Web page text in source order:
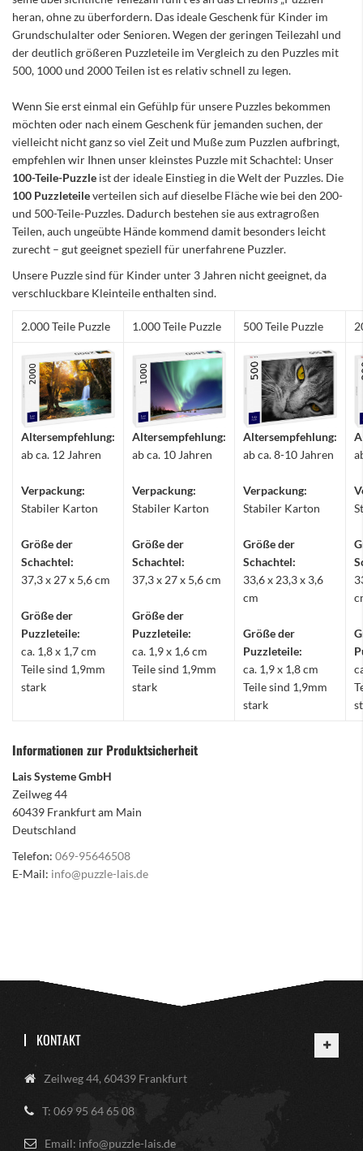
heran, ohne zu überfordern. Das ideale Geschenk für Kinder im
Grundschulalter oder Senioren. Wegen der geringen Teilezahl und
der deutlich größeren Puzzleteile im Vergleich zu den Puzzles mit
500, 1000 und 2000 Teilen ist es relativ schnell zu legen.
Wenn Sie erst einmal ein Gefühlp für unsere Puzzles bekommen
möchten oder nach einem Geschenk für jemanden suchen, der
vielleicht nicht ganz so viel Zeit und Muße zum Puzzlen aufbringt,
empfehlen wir Ihnen unser kleinstes Puzzle mit Schachtel: Unser
100-Teile-Puzzle ist der ideale Einstieg in die Welt der Puzzles. Die
100 Puzzleteileverteilen sich auf dieselbe Fläche wie bei den 200-
und 500-Teile-Puzzles. Dadurch bestehen sie aus extragroßen
Teilen, auch ungeübte Hände kommend damit besonders leicht
zurecht – gut geeignet speziell für unerfahrene Puzzler.
Unsere Puzzle sind für Kinder unter 3 Jahren nicht geeignet, da
verschluckbare Kleinteile enthalten sind.
2.000 Teile Puzzle 1.000 Teile Puzzle 500 Teile Puzzle
Altersempfehlung:
ab ca. 12 Jahren
Verpackung:
Stabiler Karton
Größe der
Schachtel:
37,3 x 27 x 5,6 cm
Größe der
Puzzleteile:
ca. 1,8 x 1,7 cm
Teile sind 1,9mm
stark
Altersempfehlung:
ab ca. 10 Jahren
Verpackung:
Stabiler Karton
Größe der
Schachtel:
37,3 x 27 x 5,6 cm
Größe der
Puzzleteile:
ca. 1,9 x 1,6 cm
Teile sind 1,9mm
stark
Altersempfehlung:
ab ca. 8-10 Jahren
Verpackung:
Stabiler Karton
Größe der
Schachtel:
33,6 x 23,3 x 3,6
cm
Größe der
Puzzleteile:
ca. 1,9 x 1,8 cm
Teile sind 1,9mm
stark
Informationen zur Produktsicherheit
Lais Systeme GmbH
Zeilweg 44
60439 Frankfurt am Main
Deutschland
Telefon: 069-95646508
E-Mail: info@puzzle-lais.de
KONTAKT
Zeilweg 44, 60439 Frankfurt
T: 069 95 64 65 08
Email: info@puzzle-lais.de